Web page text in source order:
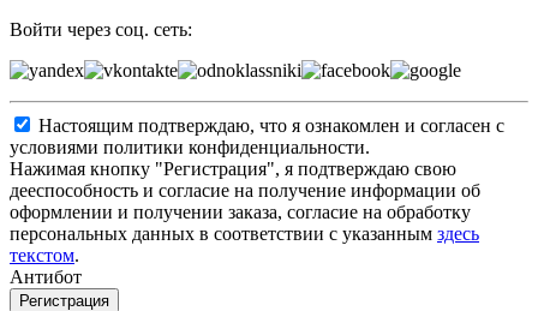
Войти через соц. сеть:
Настоящим подтверждаю, что я ознакомлен и согласен с
условиями политики конфиденциальности.
Нажимая кнопку "Регистрация", я подтверждаю свою
дееспособность и согласие на получение информации об
оформлении и получении заказа, согласие на обработку
персональных данных в соответствии с указанным здесь
текстом.
Антибот
Регистрация